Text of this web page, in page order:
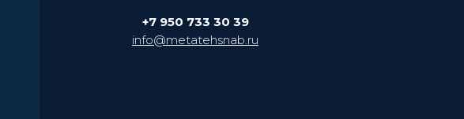
+7 950 733 30 39
info@metatehsnab.ru